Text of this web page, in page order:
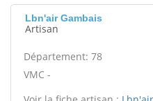
Lbn'air Gambais
Artisan
Département: 78
VMC -